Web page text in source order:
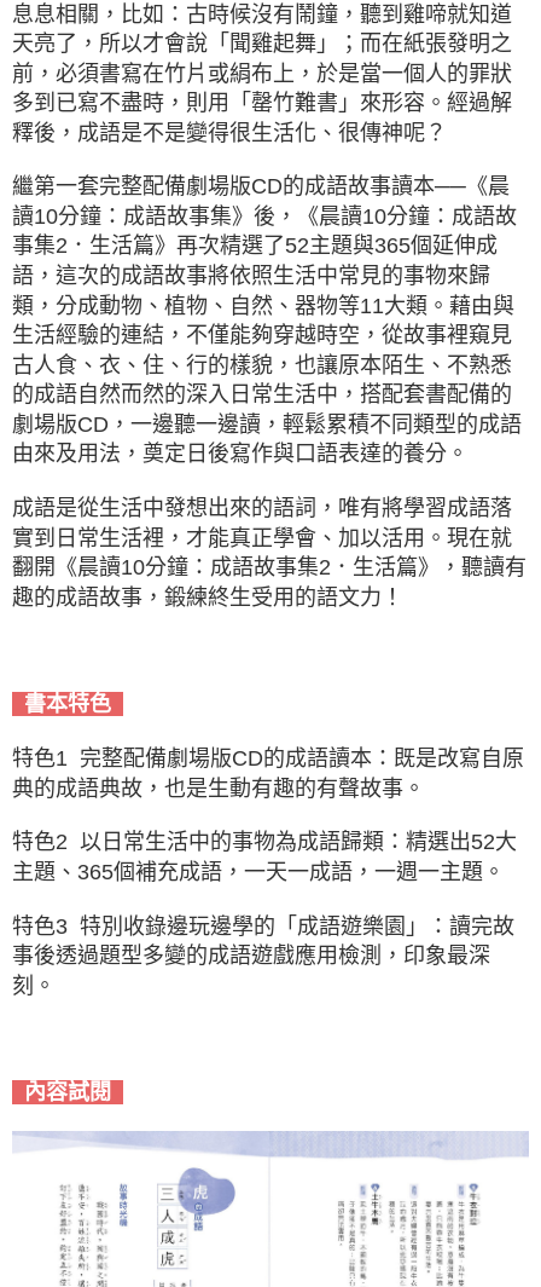
息息相關，比如：古時候沒有鬧鐘，聽到雞啼就知道
天亮了，所以才會說「聞雞起舞」；而在紙張發明之
前，必須書寫在竹片或絹布上，於是當一個人的罪狀
多到已寫不盡時，則用「罄竹難書」來形容。經過解
釋後，成語是不是變得很生活化、很傳神呢？
繼第一套完整配備劇場版CD的成語故事讀本──《晨
讀10分鐘：成語故事集》後，《晨讀10分鐘：成語故
事集2．生活篇》再次精選了52主題與365個延伸成
語，這次的成語故事將依照生活中常見的事物來歸
類，分成動物、植物、自然、器物等11大類。藉由與
生活經驗的連結，不僅能夠穿越時空，從故事裡窺見
古人食、衣、住、行的樣貌，也讓原本陌生、不熟悉
的成語自然而然的深入日常生活中，搭配套書配備的
劇場版CD，一邊聽一邊讀，輕鬆累積不同類型的成語
由來及用法，奠定日後寫作與口語表達的養分。
成語是從生活中發想出來的語詞，唯有將學習成語落
實到日常生活裡，才能真正學會、加以活用。現在就
翻開《晨讀10分鐘：成語故事集2．生活篇》，聽讀有
趣的成語故事，鍛練終生受用的語文力！
書本特色
特色1 完整配備劇場版CD的成語讀本：既是改寫自原
典的成語典故，也是生動有趣的有聲故事。
特色2 以日常生活中的事物為成語歸類：精選出52大
主題、365個補充成語，一天一成語，一週一主題。
特色3 特別收錄邊玩邊學的「成語遊樂園」：讀完故
事後透過題型多變的成語遊戲應用檢測，印象最深
刻。
內容試閱